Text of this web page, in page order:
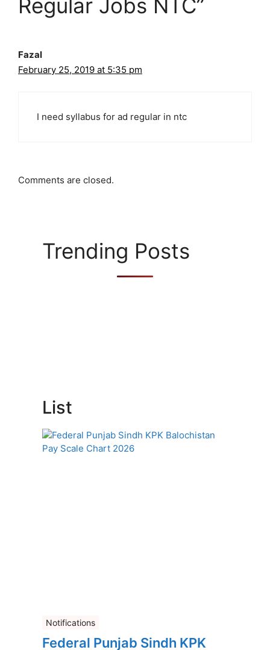
Regular Jobs NTC”
Fazal
February 25, 2019 at 5:35 pm
I need syllabus for ad regular in ntc
Comments are closed.
Trending Posts
List
Notifications
Federal Punjab Sindh KPK